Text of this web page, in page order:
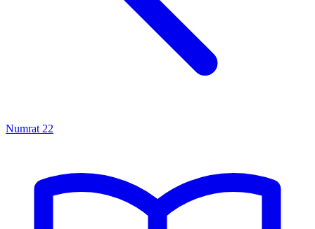
Numrat 22